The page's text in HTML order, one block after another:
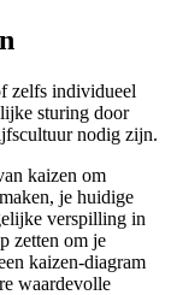
zelfs individueel
sturing door
nodig zijn.
kaizen om
je huidige
verspilling in
zetten om je
kaizen-diagram
waardevolle